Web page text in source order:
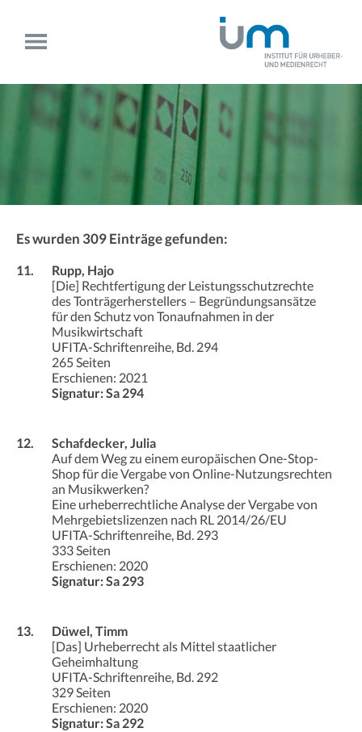
Es wurden 309 Einträge gefunden:
11.
Rupp, Hajo
[Die] Rechtfertigung der Leistungsschutzrechte
des Tonträgerherstellers – Begründungsansätze
für den Schutz von Tonaufnahmen in der
Musikwirtschaft
UFITA-Schriftenreihe, Bd. 294
265 Seiten
Erschienen: 2021
Signatur: Sa 294
12.
Schafdecker, Julia
Auf dem Weg zu einem europäischen One-Stop-
Shop für die Vergabe von Online-Nutzungsrechten
an Musikwerken?
Eine urheberrechtliche Analyse der Vergabe von
Mehrgebietslizenzen nach RL 2014/26/EU
UFITA-Schriftenreihe, Bd. 293
333 Seiten
Erschienen: 2020
Signatur: Sa 293
13.
Düwel, Timm
[Das] Urheberrecht als Mittel staatlicher
Geheimhaltung
UFITA-Schriftenreihe, Bd. 292
329 Seiten
Erschienen: 2020
Signatur: Sa 292